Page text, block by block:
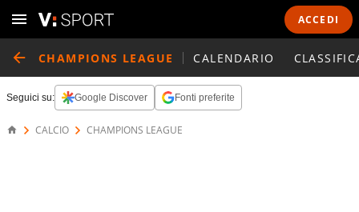
ACCEDI
CHAMPIONS LEAGUE CALENDARIO
Seguici su: Google Discover Fonti preferite
CALCIO CHAMPIONS LEAGUE